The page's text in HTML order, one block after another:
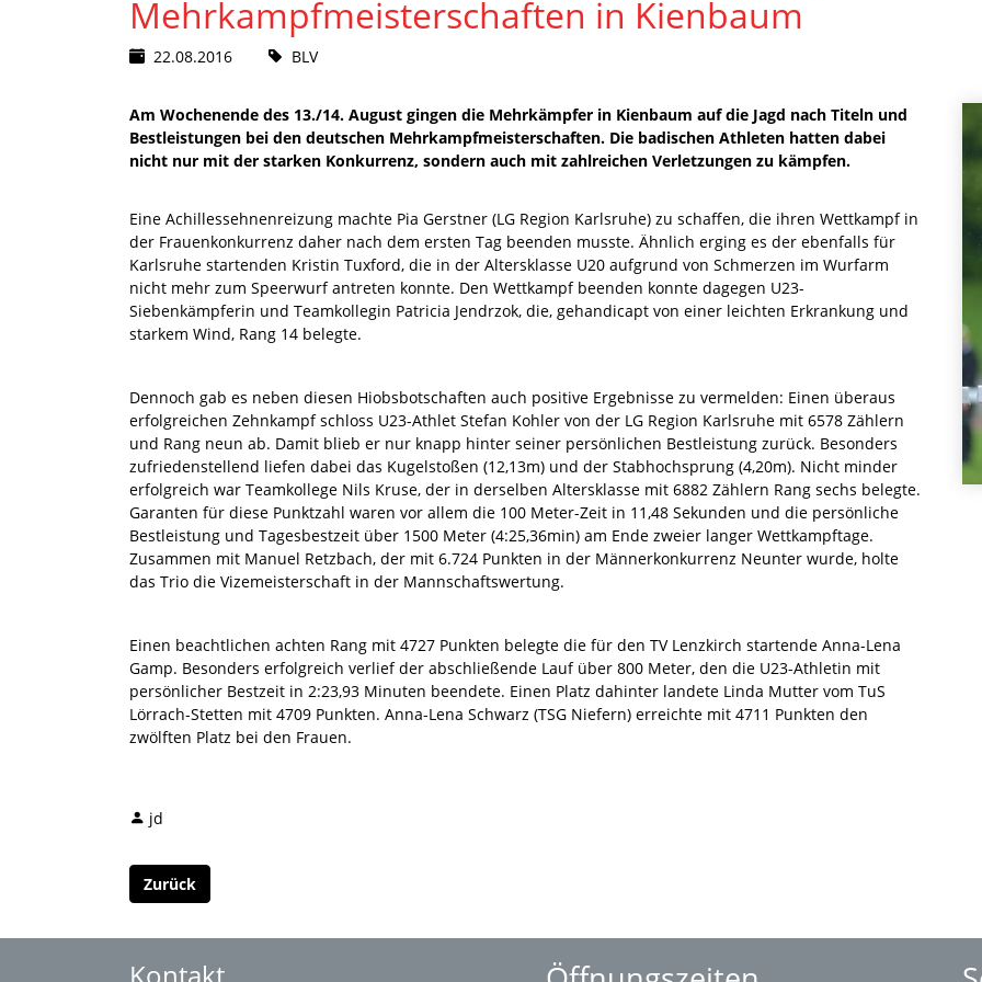
Mehrkampfmeisterschaften in Kienbaum
22.08.2016 BLV
Am Wochenende des 13./14. August gingen die Mehrkämpfer in Kienbaum auf die Jagd nach Titeln und
Bestleistungen bei den deutschen Mehrkampfmeisterschaften. Die badischen Athleten hatten dabei
nicht nur mit der starken Konkurrenz, sondern auch mit zahlreichen Verletzungen zu kämpfen.
Eine Achillessehnenreizung machte Pia Gerstner (LG Region Karlsruhe) zu schaffen, die ihren Wettkampf in
der Frauenkonkurrenz daher nach dem ersten Tag beenden musste. Ähnlich erging es der ebenfalls für
Karlsruhe startenden Kristin Tuxford, die in der Altersklasse U20 aufgrund von Schmerzen im Wurfarm
nicht mehr zum Speerwurf antreten konnte. Den Wettkampf beenden konnte dagegen U23-
Siebenkämpferin und Teamkollegin Patricia Jendrzok, die, gehandicapt von einer leichten Erkrankung und
starkem Wind, Rang 14 belegte.
Dennoch gab es neben diesen Hiobsbotschaften auch positive Ergebnisse zu vermelden: Einen überaus
erfolgreichen Zehnkampf schloss U23-Athlet Stefan Kohler von der LG Region Karlsruhe mit 6578 Zählern
und Rang neun ab. Damit blieb er nur knapp hinter seiner persönlichen Bestleistung zurück. Besonders
zufriedenstellend liefen dabei das Kugelstoßen (12,13m) und der Stabhochsprung (4,20m). Nicht minder
erfolgreich war Teamkollege Nils Kruse, der in derselben Altersklasse mit 6882 Zählern Rang sechs belegte.
Garanten für diese Punktzahl waren vor allem die 100 Meter-Zeit in 11,48 Sekunden und die persönliche
Bestleistung und Tagesbestzeit über 1500 Meter (4:25,36min) am Ende zweier langer Wettkampftage.
Zusammen mit Manuel Retzbach, der mit 6.724 Punkten in der Männerkonkurrenz Neunter wurde, holte
das Trio die Vizemeisterschaft in der Mannschaftswertung.
Einen beachtlichen achten Rang mit 4727 Punkten belegte die für den TV Lenzkirch startende Anna-Lena
Gamp. Besonders erfolgreich verlief der abschließende Lauf über 800 Meter, den die U23-Athletin mit
persönlicher Bestzeit in 2:23,93 Minuten beendete. Einen Platz dahinter landete Linda Mutter vom TuS
Lörrach-Stetten mit 4709 Punkten. Anna-Lena Schwarz (TSG Niefern) erreichte mit 4711 Punkten den
zwölften Platz bei den Frauen.
jd
Zurück